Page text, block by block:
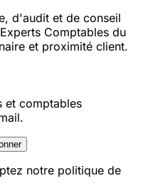
d'audit et de conseil
Comptables du
et proximité client.
et comptables
notre politique de